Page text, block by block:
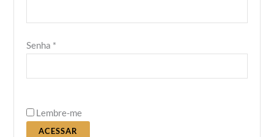
Senha *
Lembre-me
ACESSAR